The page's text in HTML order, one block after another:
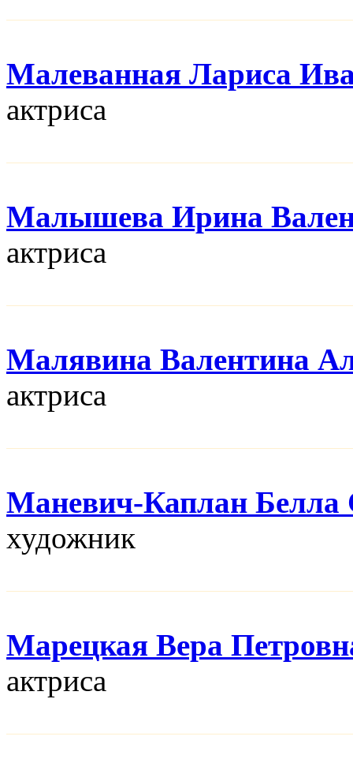
Малеванная Лариса
актриса
Малышева Ирина
актриса
Малявина Валентина
актриса
Маневич-Каплан Белла
художник
Марецкая Вера
актриса